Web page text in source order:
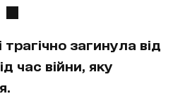
трагічно загинула від
час війни, яку